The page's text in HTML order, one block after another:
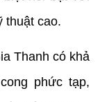
thuật cao.
Thanh có khả
phức tạp,